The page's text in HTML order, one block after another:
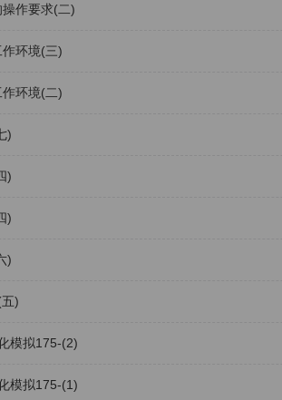
作要求(二)
环境(三)
环境(二)
)
)
)
)
)
模拟175-(2)
模拟175-(1)